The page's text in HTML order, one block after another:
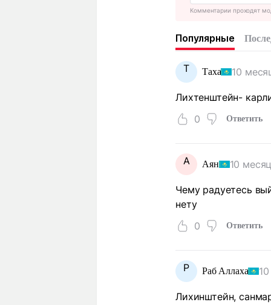
Комментарии проходят
Популярные
Т Таха 10
Лихтенштейн-
0
Ответить
А Аян 10
Чему радуетесь
нету
0
Ответить
Р Раб Аллаха
Лихинштейн,